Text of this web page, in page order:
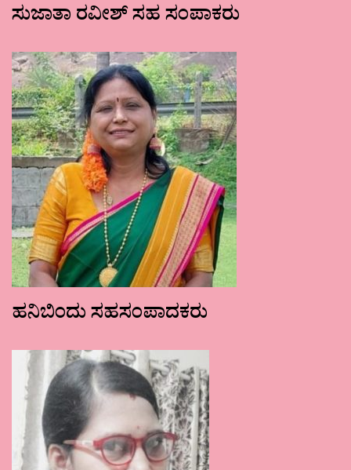
ಸುಜಾತಾ ರವೀಶ್ ಸಹ ಸಂಪಾಕರು
ಹನಿಬಿಂದು ಸಹಸಂಪಾದಕರು